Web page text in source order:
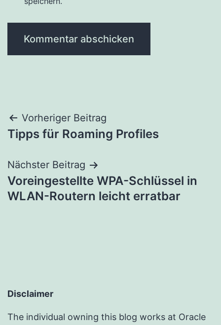
Beitragsnavigation
Vorheriger Beitrag
Tipps für Roaming Profiles
Nächster Beitrag
Voreingestellte WPA-Schlüssel in
WLAN-Routern leicht erratbar
Disclaimer
The individual owning this blog works at Oracle